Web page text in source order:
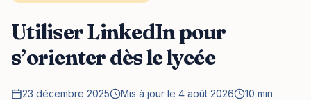
Utiliser LinkedIn pour
s’orienter dès le lycée
23 décembre 2025 Mis à jour le 4 août 2026 10 min